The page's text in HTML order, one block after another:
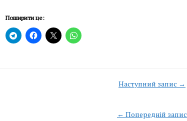
Поширити це:
Наступний запис →
← Попередній запис